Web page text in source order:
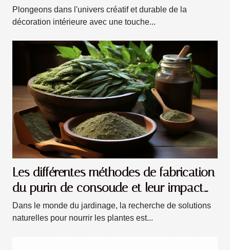
Plongeons dans l'univers créatif et durable de la
décoration intérieure avec une touche...
Les différentes méthodes de fabrication
du purin de consoude et leur impact
sur la qualité du fertilisant
Dans le monde du jardinage, la recherche de solutions
naturelles pour nourrir les plantes est...